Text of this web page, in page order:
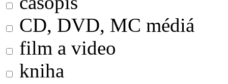
CD, DVD, MC médiá
film a video
kniha